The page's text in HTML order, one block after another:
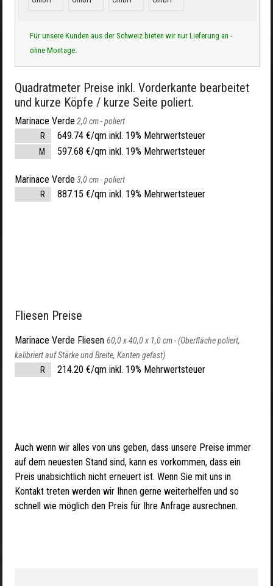
Für unsere Kunden aus der Schweiz bieten wir nur Lieferung an -
ohne Montage.
Quadratmeter Preise inkl. Vorderkante bearbeitet
und kurze Köpfe / kurze Seite poliert.
Marinace Verde 2,0 cm -poliert
R
649.74 €/qm inkl. 19% Mehrwertsteuer
M 597.68 €/qm inkl. 19% Mehrwertsteuer
Marinace Verde 3,0 cm -poliert
R
887.15 €/qm inkl. 19% Mehrwertsteuer
Fliesen Preise
Marinace Verde Fliesen 60,0 x 40,0 x 1,0 cm -(Oberfläche poliert,
kalibriert auf Stärke und Breite, Kanten gefast)
R
214.20 €/qm inkl. 19% Mehrwertsteuer
Auch wenn wir alles von uns geben, dass unsere Preise immer
auf dem neuesten Stand sind, kann es vorkommen, dass ein
Preis unabsichtlich nicht erneuert ist. Wenn Sie mit uns in
Kontakt treten werden wir Ihnen gerne weiterhelfen und so
schnell wie möglich den Preis für Ihre Anfrage ausrechnen.